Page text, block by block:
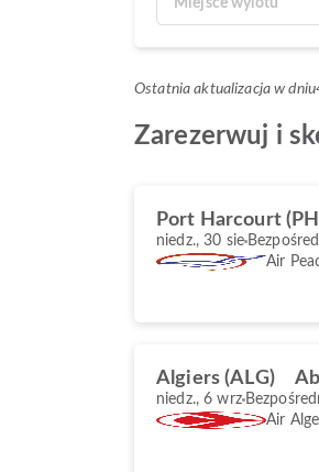
Ostatnia aktualizacja w dniu
Zarezerwuj i
Port Harcourt
niedz., 30 sie
Air
Algiers (ALG)
niedz., 6 wrz
Air